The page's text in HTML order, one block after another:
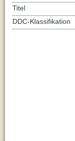
Titel
DDC-Klassifikation